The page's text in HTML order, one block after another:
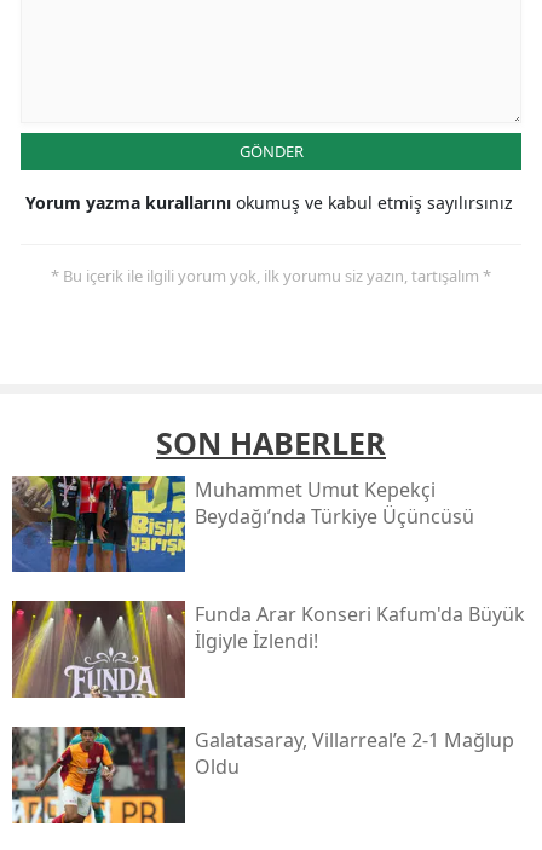
GÖNDER
Yorum yazma kurallarını okumuş ve kabul etmiş sayılırsınız
* Bu içerik ile ilgili yorum yok, ilk yorumu siz yazın, tartışalım *
SON HABERLER
Muhammet Umut Kepekçi
Beydağı’nda Türkiye Üçüncüsü
Funda Arar Konseri Kafum'da Büyük
İlgiyle İzlendi!
Galatasaray, Villarreal’e 2-1 Mağlup
Oldu